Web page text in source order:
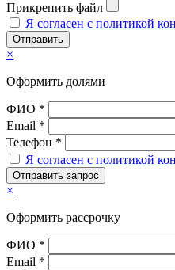
Прикрепить файл
Я согласен с политикой
Отправить
×
Оформить долями
ФИО *
Email *
Телефон *
Я согласен с политикой
Отправить запрос
×
Оформить рассрочку
ФИО *
Email *